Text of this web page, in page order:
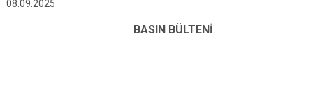
08.09.2025
BASIN BÜLTENİ